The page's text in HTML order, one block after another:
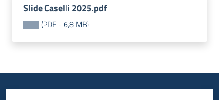
Piani
Programmi
Slide Caselli 2025.pdf
(PDF - 6,8 MB)